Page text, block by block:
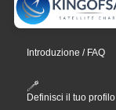
Introduzione / FAQ
Definisci il tuo profilo